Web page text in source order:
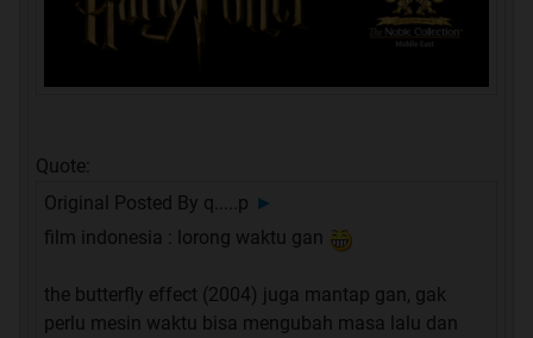
Quote:
Original Posted By q.....p ►
film indonesia : lorong waktu gan
the butterfly effect (2004) juga mantap gan, gak
perlu mesin waktu bisa mengubah masa lalu dan